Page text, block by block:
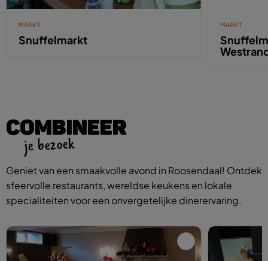
MARKT
Snuffelmarkt
MARKT
COMBINEER
je bezoek
Geniet van een smaakvolle avond in Roosendaal! Ontdek
sfeervolle restaurants, wereldse keukens en lokale
specialiteiten voor een onvergetelijke dinerervaring.